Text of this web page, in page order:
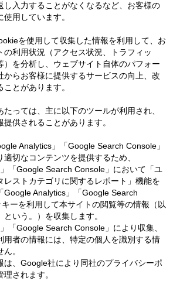
し入力することがなくなるなど、お客様の
用しています。
を使用して収集した情報を利用して、お
の利用状況（アクセス状況、トラフィッ
）を分析し、ウェブサイト自体のパフォー
からお客様に提供するサービスの向上、改
とがあります。
たっては、主に以下のツールが利用され、
供されることがあります。
Analytics」「Google Search Console」
切なコンテンツを提供するため、
」「Google Search Console」において「ユ
レストカテゴリに関するレポート」機能を
Google Analytics」「Google Search
ーを利用して本サイトの閲覧等の情報（以
いう。）を収集します。
「Google Search Console」により収集、
用者の情報には、特定の個人を識別する情
。
は、Google社により同社のプライバシーポ
されます。